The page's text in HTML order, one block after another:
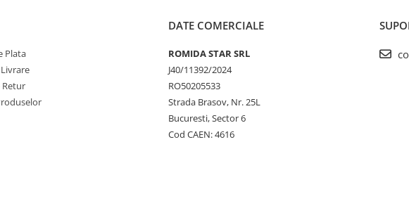
Plata
Retur
DATE COMERCIALE
ROMIDA STAR SRL
J40/11392/2024
RO50205533
Strada Brasov, Nr. 25L
Bucuresti, Sector 6
Cod CAEN: 4616